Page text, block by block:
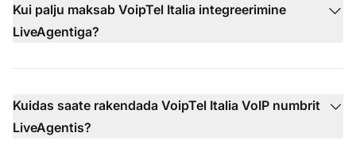
Kui palju maksab VoipTel Italia integreerimine
LiveAgentiga?
Kuidas saate rakendada VoipTel Italia VoIP numbrit
LiveAgentis?